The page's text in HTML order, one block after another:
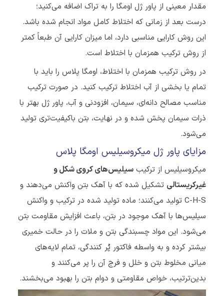
مقدار معینی از پاور ژل اومگا را به تراک اضافه می‌کنید؛
درست بعد از زمانی که اختلاط کامل مواد انجام شده باشد.
این روش کارایی مناسبی دارد، اما میزان کارایی آن طبعاً کمتر
از روش ترکیب همزمان با اختلاط است.
در روش ترکیب همزمان با اختلاط، اومگا پلاس را باید با
تمام یا بخشی از آب اختلاط ترکیب کنید. در صورت ترکیب
مناسب مصالح دانه‌ای، سیمان، افزودنی و آب، پاور ژل بهتر با
ذرات سیمان پخش شده و در نهایت، بتن باکیفیت‌تری تولید
می‌شود.
مزایای پاور ژل میکروسیلیس اومگا پلاس
میکروسیلیس از ترکیب سیلیس‌های کروی شکل و
غیرکریستالی تشکیل شده که با آهک بتن واکنش می‌دهند و
C-H-S تولید می‌کنند؛ ماده تولید شده در ترکیب و واکنش
سیلیس‌ها با آهک موجود در بتن، باعث افزایش مقاومت بتن
می‌شود. این مواد چسبندگی بتن و ملات را در حالت خمیری
بیشتر کرده و به واسطه فاکتور پُر کنندگی، تمام لایه‌های
میانی مخلوط بتن و خلل و فرج آن را پر می‌کنند و
بدین‌ترتیب، خواص مقاومتی و دوام بتن را بهبود می‌بخشند.